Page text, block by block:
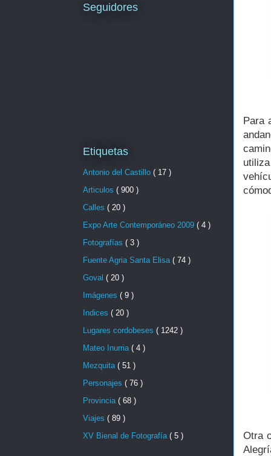
Para
Otra
Seguidores
Etiquetas
Antonio del Castillo ( 17 )
Articulos ( 900 )
Calles ( 20 )
Expo Arte Contemporáneo 2009 ( 4 )
Fotografías ( 3 )
Fuente Agria Santa Elisa ( 74 )
Goval ( 20 )
Imágenes ( 9 )
Indices ( 20 )
Lugares cordobeses ( 1242 )
Mateo Inurria ( 4 )
Mezquita ( 51 )
Personajes ( 76 )
Provincia ( 68 )
Viajes ( 89 )
XV Bienal de Fotografía ( 5 )